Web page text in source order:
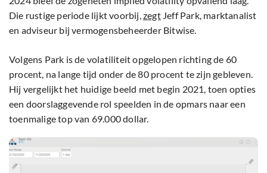
Die rustige periode lijkt voorbij,zegtJeff Park, marktanalist
en adviseur bij vermogensbeheerder Bitwise.
Volgens Park is de volatiliteit opgelopen richting de 60
procent, na lange tijd onder de 80 procent te zijn gebleven.
Hij vergelijkt het huidige beeld met begin 2021, toen opties
een doorslaggevende rol speelden in de opmars naar een
toenmalige top van 69.000 dollar.